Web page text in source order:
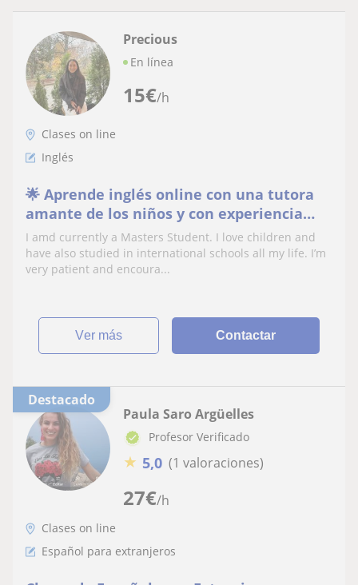
15€/h
Precious
En línea
Clases on line
Inglés
🌟 Aprende inglés online con una tutora
amante de los niños y con experiencia
internacional
I amd currently a Masters Student. I love children and
have also studied in international schools all my life. I’m
very patient and encoura...
ver más Contactar
Destacado
27€/h
Paula Saro Argüelles
Profesor Verificado
★ 5,0 (1 valoraciones)
Clases on line
Español para extranjeros